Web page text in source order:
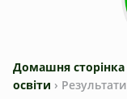
Домашня сторінка
освіти ›